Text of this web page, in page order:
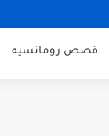
قصص رومانسيه